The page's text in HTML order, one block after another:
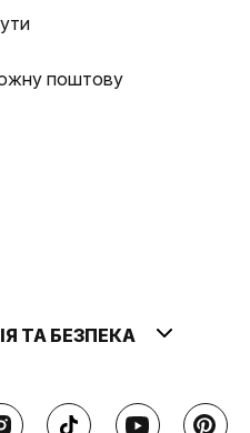
поштову
ТА БЕЗПЕКА